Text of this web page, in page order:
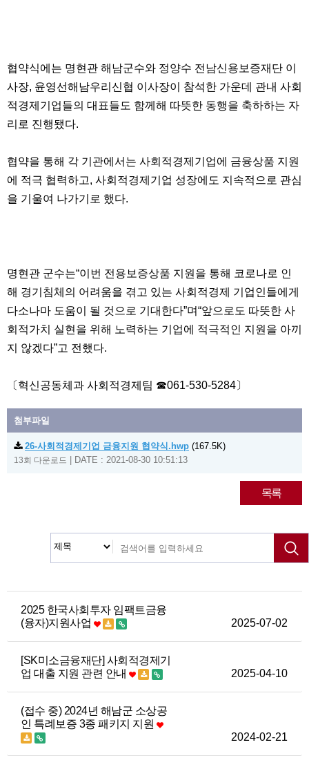
협약식에는 명현관 해남군수와 정양수 전남신용보증재단 이
사장, 윤영선해남우리신협 이사장이 참석한 가운데 관내 사회
적경제기업들의 대표들도 함께해 따뜻한 동행을 축하하는 자
리로 진행됐다.
협약을 통해 각 기관에서는 사회적경제기업에 금융상품 지원
에 적극 협력하고, 사회적경제기업 성장에도 지속적으로 관심
을 기울여 나가기로 했다.
명현관 군수는“이번 전용보증상품 지원을 통해 코로나로 인
해 경기침체의 어려움을 겪고 있는 사회적경제 기업인들에게
다소나마 도움이 될 것으로 기대한다”며“앞으로도 따뜻한 사
회적가치 실현을 위해 노력하는 기업에 적극적인 지원을 아끼
지 않겠다”고 전했다.
〔혁신공동체과 사회적경제팀 ☎061-530-5284〕
첨부파일
26-사회적경제기업 금융지원 협약식.hwp (167.5K)
13회 다운로드 DATE : 2021-08-30 10:51:13
목록
2025 한국사회투자 임팩트금융
(융자)지원사업
2025-07-02
[SK미소금융재단] 사회적경제기
업 대출 지원 관련 안내
2025-04-10
(접수 중) 2024년 해남군 소상공
인 특례보증 3종 패키지 지원
2024-02-21